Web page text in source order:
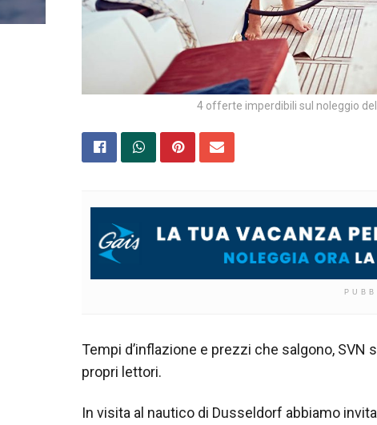
4 offerte imperdibili sul noleggio
Tempi d’inflazione e prezzi che salgono, SVN
propri lettori.
In visita al nautico di Dusseldorf abbiamo